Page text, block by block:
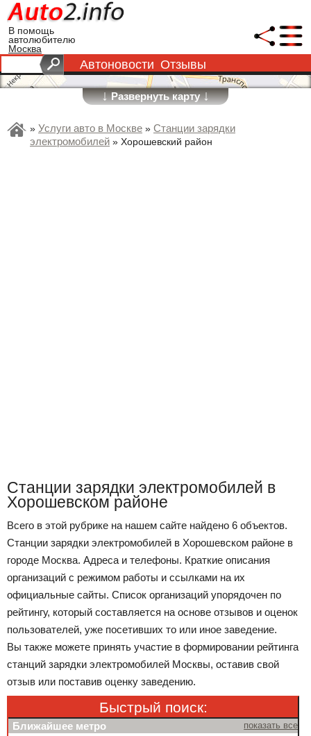
В помощь
автолюбителю
Москва
Автоновости Отзывы
↓Развернуть карту↓
» Услуги авто в Москве » Станции зарядки
электромобилей » Хорошевский район
Станции зарядки электромобилей в
Хорошевском районе
Всего в этой рубрике на нашем сайте найдено 6 объектов.
Станции зарядки электромобилей в Хорошевском районе в
городе Москва. Адреса и телефоны. Краткие описания
организаций с режимом работы и ссылками на их
официальные сайты. Список организаций упорядочен по
рейтингу, который составляется на основе отзывов и оценок
пользователей, уже посетивших то или иное заведение.
Вы также можете принять участие в формировании рейтинга
станций зарядки электромобилей Москвы, оставив свой
отзыв или поставив оценку заведению.
Быстрый поиск:
Ближайшее метро показать все